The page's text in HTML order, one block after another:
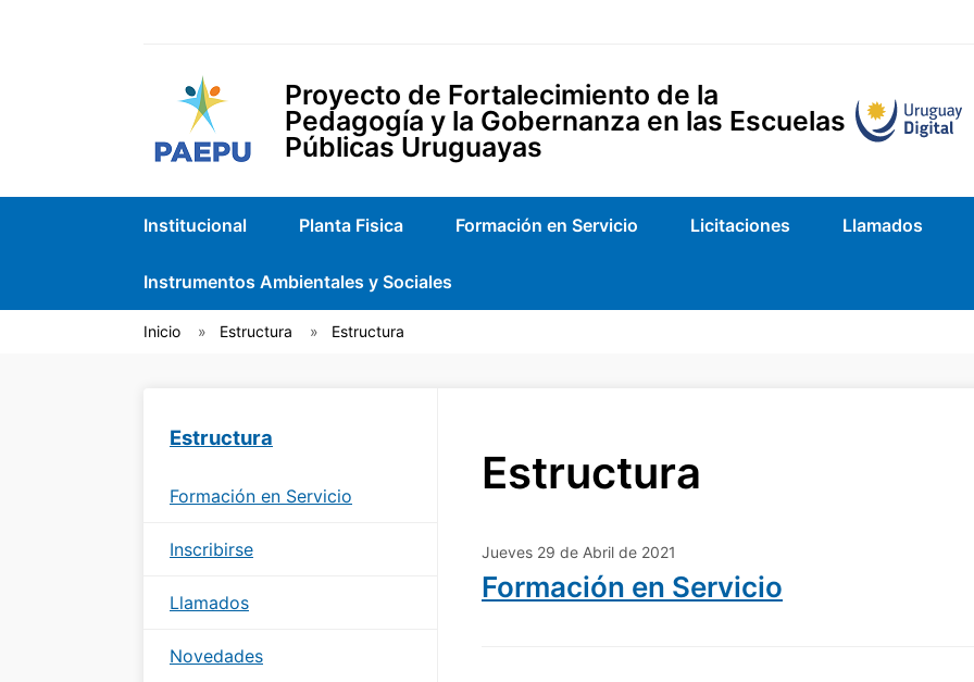
Proyecto de Fortalecimiento de la
Pedagogía y la Gobernanza en las Escuelas
Públicas Uruguayas
Institucional Planta Fisica Formación en Servicio Licitaciones Llamados
Instrumentos Ambientales y Sociales
Inicio Estructura Estructura
Estructura
Formación en Servicio
Inscribirse
Llamados
Novedades
Estructura
Jueves 29 de Abril de 2021
Formación en Servicio